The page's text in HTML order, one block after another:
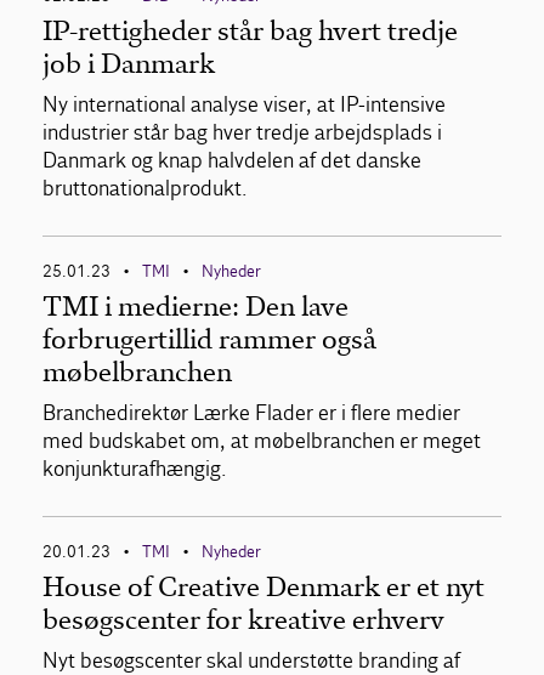
IP-rettigheder står bag hvert tredje
job i Danmark
Ny international analyse viser, at IP-intensive
industrier står bag hver tredje arbejdsplads i
Danmark og knap halvdelen af det danske
bruttonationalprodukt.
25.01.23 • TMI • Nyheder
TMI i medierne: Den lave
forbrugertillid rammer også
møbelbranchen
Branchedirektør Lærke Flader er i flere medier
med budskabet om, at møbelbranchen er meget
konjunkturafhængig.
20.01.23 • TMI • Nyheder
House of Creative Denmark er et nyt
besøgscenter for kreative erhverv
Nyt besøgscenter skal understøtte branding af